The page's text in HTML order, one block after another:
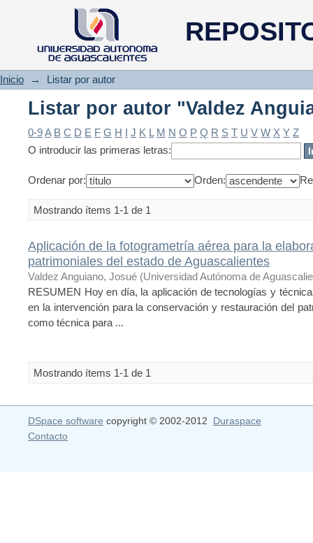
Listar por autor "Valdez
Inicio → Listar por autor
Listar por autor "Valdez
0-9A B C D E F G H I J K L M N O P Q R S T U V W X Y Z
O introducir las primeras letras:
Ordenar por: Orden:
Mostrando ítems 1-1 de 1
Aplicación de la fotogrametría aérea para la
patrimoniales del estado de Aguascalientes
Valdez Anguiano, Josué (Universidad Autónoma de
RESUMEN Hoy en día, la aplicación de tecnologías y
en la intervención para la conservación y restauración del
como técnica para ...
Mostrando ítems 1-1 de 1
DSpace software copyright © 2002-2012 Duraspace
Contacto